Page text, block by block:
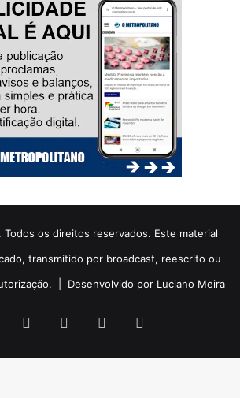
os direitos reservados. Este material
transmitido por broadcast, reescrito ou
| Desenvolvido por Luciano Meira
Facebook YouTubeInstagram